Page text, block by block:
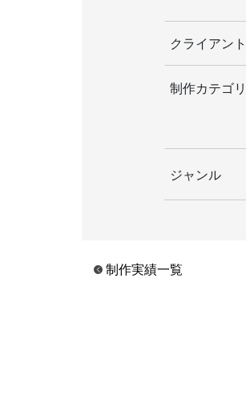
クライアント
制作カテゴリ
ジャンル
制作実績一覧